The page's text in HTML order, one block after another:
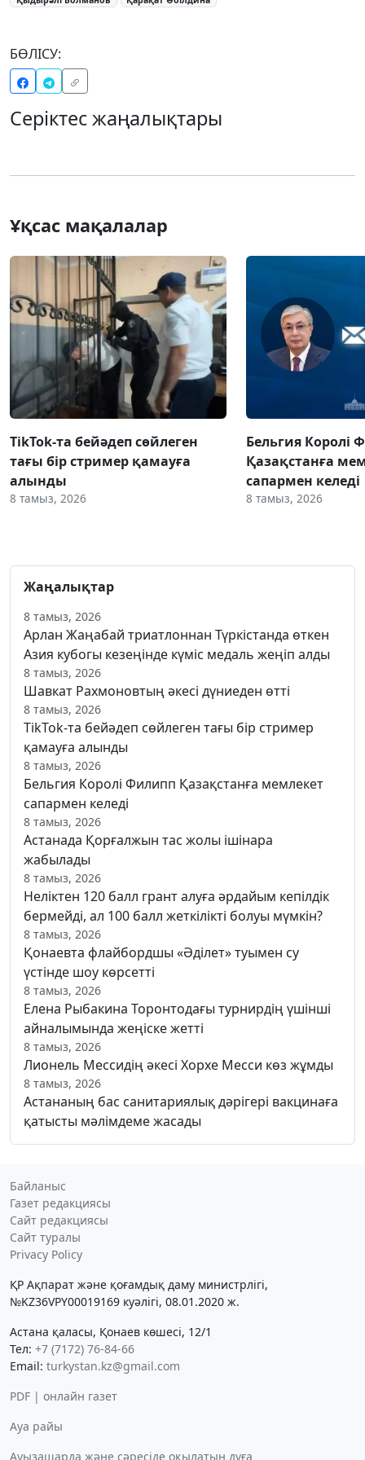
БӨЛІСУ:
Серіктес жаңалықтары
Ұқсас мақалалар
TikTok-та бейәдеп сөйлеген
тағы бір стример қамауға
алынды
8 тамыз, 2026
Бельгия Королі
Қазақстанға
сапармен келеді
8 тамыз, 2026
Жаңалықтар
8 тамыз, 2026
Арлан Жаңабай триатлоннан Түркістанда өткен
Азия кубогы кезеңінде күміс медаль жеңіп алды
8 тамыз, 2026
Шавкат Рахмоновтың әкесі дүниеден өтті
8 тамыз, 2026
TikTok-та бейәдеп сөйлеген тағы бір стример
қамауға алынды
8 тамыз, 2026
Бельгия Королі Филипп Қазақстанға мемлекет
сапармен келеді
8 тамыз, 2026
Астанада Қорғалжын тас жолы ішінара
жабылады
8 тамыз, 2026
Неліктен 120 балл грант алуға әрдайым кепілдік
бермейді, ал 100 балл жеткілікті болуы мүмкін?
8 тамыз, 2026
Қонаевта флайбордшы «Әділет» туымен су
үстінде шоу көрсетті
8 тамыз, 2026
Елена Рыбакина Торонтодағы турнирдің үшінші
айналымында жеңіске жетті
8 тамыз, 2026
Лионель Мессидің әкесі Хорхе Месси көз жұмды
8 тамыз, 2026
Астананың бас санитариялық дәрігері вакцинаға
қатысты мәлімдеме жасады
Байланыс
Газет редакциясы
Сайт редакциясы
Сайт туралы
Privacy Policy
ҚР Ақпарат және қоғамдық даму министрлігі,
№KZ36VPY00019169 куәлігі, 08.01.2020 ж.
Астана қаласы, Қонаев көшесі, 12/1
Тел: +7 (7172) 76-84-66
Email: turkystan.kz@gmail.com
PDF | онлайн газет
Ауа райы
Ауызашарда және сәресіде оқылатын дұға